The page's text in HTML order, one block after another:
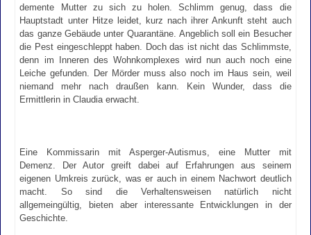
demente Mutter zu sich zu holen. Schlimm genug, dass die
Hauptstadt unter Hitze leidet, kurz nach ihrer Ankunft steht auch
das ganze Gebäude unter Quarantäne. Angeblich soll ein Besucher
die Pest eingeschleppt haben. Doch das ist nicht das Schlimmste,
denn im Inneren des Wohnkomplexes wird nun auch noch eine
Leiche gefunden. Der Mörder muss also noch im Haus sein, weil
niemand mehr nach draußen kann. Kein Wunder, dass die
Ermittlerin in Claudia erwacht.
Eine Kommissarin mit Asperger-Autismus, eine Mutter mit
Demenz. Der Autor greift dabei auf Erfahrungen aus seinem
eigenen Umkreis zurück, was er auch in einem Nachwort deutlich
macht. So sind die Verhaltensweisen natürlich nicht
allgemeingültig, bieten aber interessante Entwicklungen in der
Geschichte.